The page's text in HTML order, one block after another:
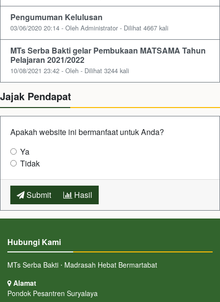
Pengumuman Kelulusan
03/06/2020 20:14 - Oleh Administrator - Dilihat 4667 kali
MTs Serba Bakti gelar Pembukaan MATSAMA Tahun
Pelajaran 2021/2022
10/08/2021 23:42 - Oleh - Dilihat 3244 kali
Jajak Pendapat
Apakah website ini bermanfaat untuk Anda?
Ya
Tidak
Submit Hasil
Hubungi Kami
MTs Serba Bakti ⋅ Madrasah Hebat Bermartabat
Alamat
Pondok Pesantren Suryalaya